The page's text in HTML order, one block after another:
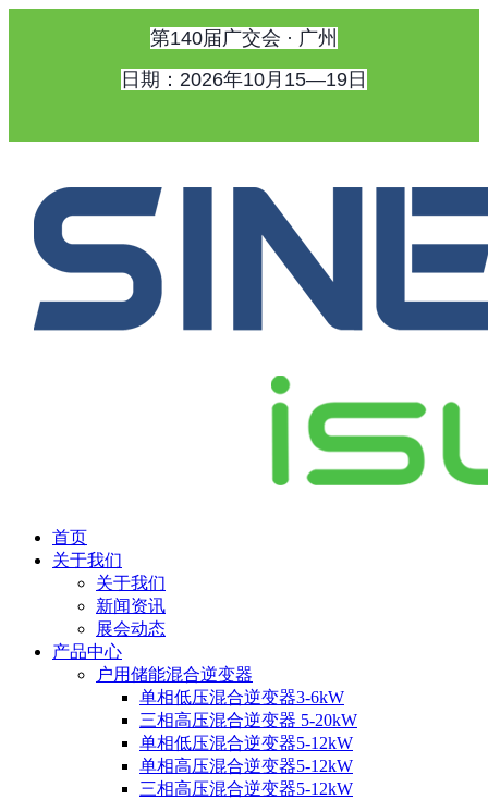
第140届广交会 · 广州
日期：2026年10月15—19日
首页
关于我们
关于我们
新闻资讯
展会动态
产品中心
户用储能混合逆变器
单相低压混合逆变器3-6kW
三相高压混合逆变器 5-20kW
单相低压混合逆变器5-12kW
单相高压混合逆变器5-12kW
三相高压混合逆变器5-12kW